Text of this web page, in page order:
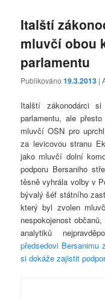
Italští
mluvčí obou
parlamentu
Publikováno19.3.2013 |
Italští zákonodárci
parlamentu, ale
mluvčí OSN pro
za levicovou stranu
jako mluvčí dolní
podporu Bersaniho
těsně vyhrála volby v
bývalý šéf státního
který byl zvolen
nespokojenost
analytiků
předsedovi
si dokáže zajistit